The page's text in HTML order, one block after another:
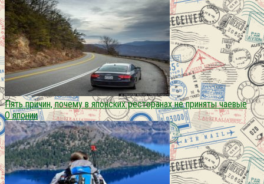
Пять причин, почему в японских ресторанах не приняты чаевые
О японии